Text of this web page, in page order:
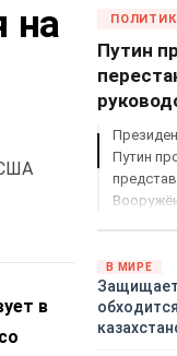
на
в
Путин
Путин
В МИРЕ
Защищает